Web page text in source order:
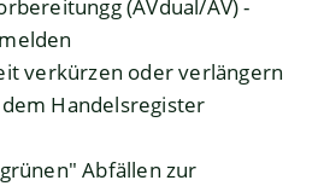
(AVdual/AV) -
verkürzen oder verlängern
Handelsregister
Abfällen zur